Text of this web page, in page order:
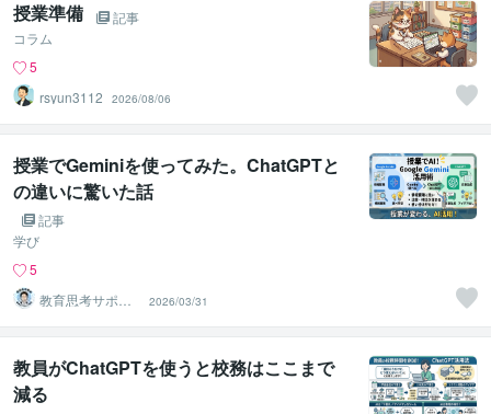
授業準備
記事
コラム
5
rsyun3112
2026/08/06
授業でGeminiを使ってみた。ChatGPTと
の違いに驚いた話
記事
学び
5
教育思考サポー
ト 水野（みず
の）
2026/03/31
教員がChatGPTを使うと校務はここまで
減る